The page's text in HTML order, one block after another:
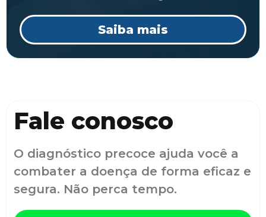
Saiba mais
Fale conosco
O diagnóstico precoce ajuda você a
combater a doença de forma eficaz e
segura. Não perca tempo.